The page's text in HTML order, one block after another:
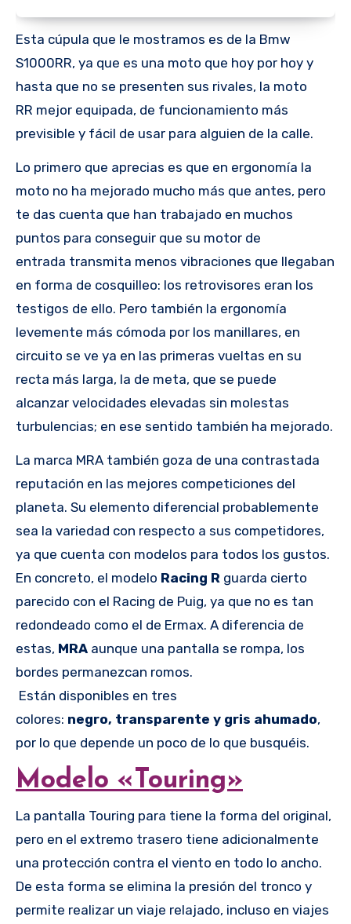
Esta cúpula que le mostramos es de la Bmw
S1000RR, ya que es una moto que hoy por hoy y
hasta que no se presenten sus rivales, la moto
RR mejor equipada, de funcionamiento más
previsible y fácil de usar para alguien de la calle.
Lo primero que aprecias es que en ergonomía la
moto no ha mejorado mucho más que antes, pero
te das cuenta que han trabajado en muchos
puntos para conseguir que su motor de
entrada transmita menos vibraciones que llegaban
en forma de cosquilleo: los retrovisores eran los
testigos de ello. Pero también la ergonomía
levemente más cómoda por los manillares, en
circuito se ve ya en las primeras vueltas en su
recta más larga, la de meta, que se puede
alcanzar velocidades elevadas sin molestas
turbulencias; en ese sentido también ha mejorado.
La marca MRA también goza de una contrastada
reputación en las mejores competiciones del
planeta. Su elemento diferencial probablemente
sea la variedad con respecto a sus competidores,
ya que cuenta con modelos para todos los gustos.
En concreto, el modelo Racing R guarda cierto
parecido con el Racing de Puig, ya que no es tan
redondeado como el de Ermax. A diferencia de
estas, MRA aunque una pantalla se rompa, los
bordes permanezcan romos.
Están disponibles en tres
colores: negro, transparente y gris ahumado,
por lo que depende un poco de lo que busquéis.
Modelo «Touring»
La pantalla Touring para tiene la forma del original,
pero en el extremo trasero tiene adicionalmente
una protección contra el viento en todo lo ancho.
De esta forma se elimina la presión del tronco y
permite realizar un viaje relajado, incluso en viajes